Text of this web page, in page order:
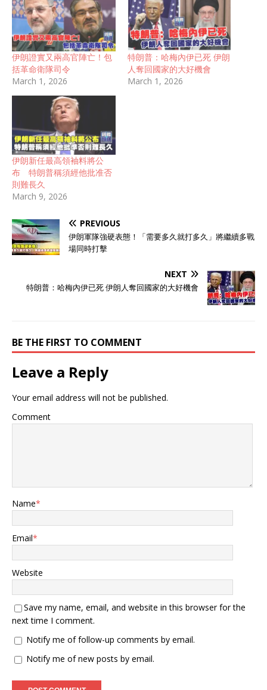
伊朗證實又兩高官陣亡！包
括革命衛隊司令
March 1, 2026
特朗普：哈梅內伊已死 伊朗
人奪回國家的大好機會
March 1, 2026
伊朗新任最高領袖料將公
布 特朗普稱須經他批准否
則難長久
March 9, 2026
PREVIOUS
伊朗軍隊強硬表態！「需要多久就打多久」將繼續多戰
場同時打擊
NEXT
特朗普：哈梅內伊已死 伊朗人奪回國家的大好機會
BE THE FIRST TO COMMENT
Leave a Reply
Your email address will not be published.
Comment
Name*
Email*
Website
Save my name, email, and website in this browser for the
next time I comment.
Notify me of follow-up comments by email.
Notify me of new posts by email.